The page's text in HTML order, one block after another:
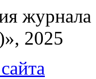
2025